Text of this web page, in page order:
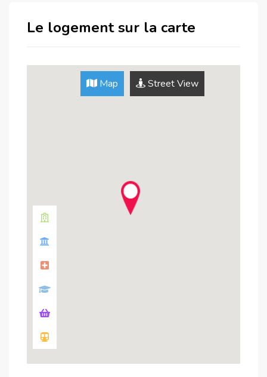
Le logement sur la carte
Map Street View